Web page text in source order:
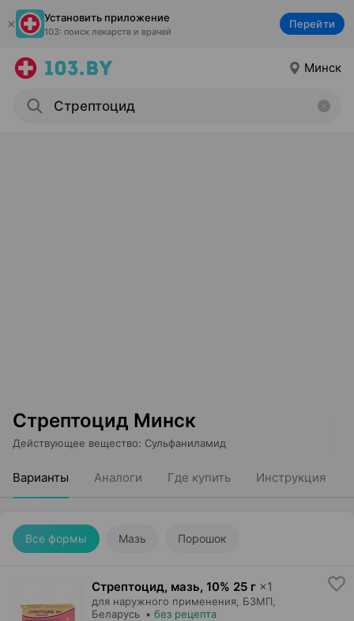
Установить приложение
103: поиск лекарств и врачей
Перейти
Минск
Стрептоцид Минск
Действующее вещество: Сульфаниламид
Варианты Аналоги Где купить Инструкция
Все формы Мазь Порошок
Стрептоцид, мазь, 10% 25 г ×1
для наружного применения, БЗМП
Беларусь • без рецепта